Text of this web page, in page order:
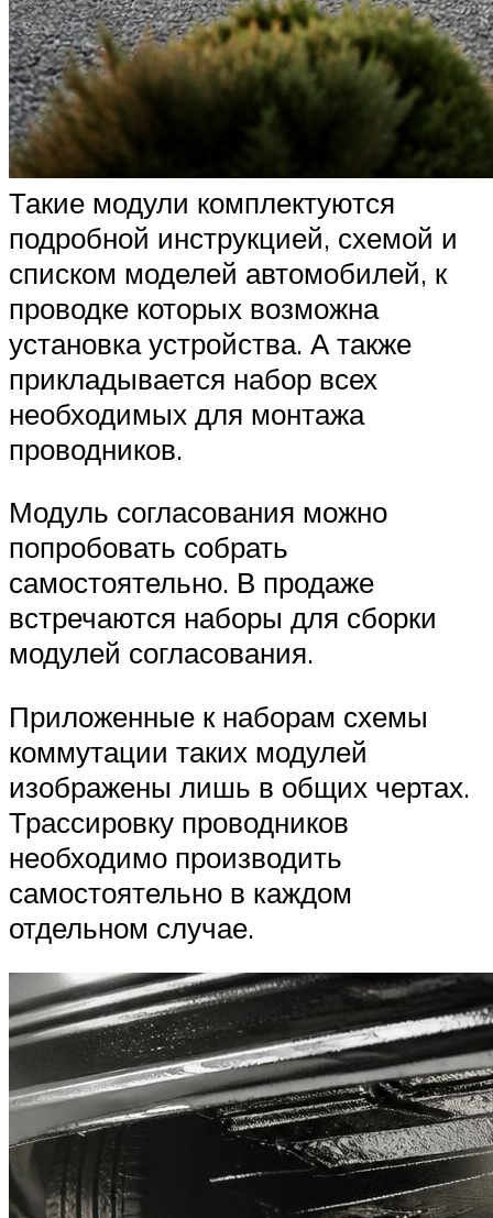
Такие модули комплектуются
подробной инструкцией, схемой и
списком моделей автомобилей, к
проводке которых возможна
установка устройства. А также
прикладывается набор всех
необходимых для монтажа
проводников.
Модуль согласования можно
попробовать собрать
самостоятельно. В продаже
встречаются наборы для сборки
модулей согласования.
Приложенные к наборам схемы
коммутации таких модулей
изображены лишь в общих чертах.
Трассировку проводников
необходимо производить
самостоятельно в каждом
отдельном случае.